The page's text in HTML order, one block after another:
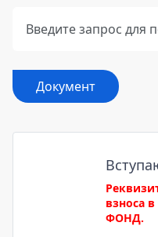
Документ
взноса
ФОНД.